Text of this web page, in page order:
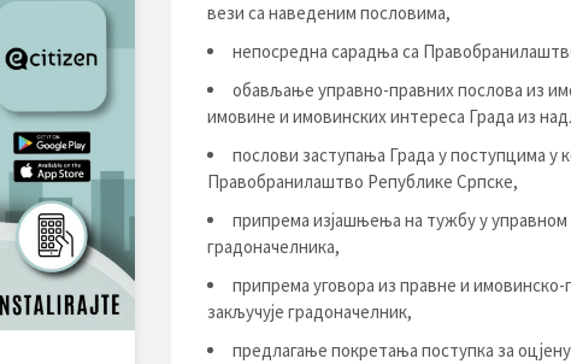
вези са наведеним пословима,
непосредна сарадња са
обављање управно-правних послова из
имовине и имовинских интереса Града из
послови заступања Града у поступцима у
Правобранилаштво Републике Српске,
припрема изјашњења на тужбу у управном
градоначелника,
припрема уговора из правне и имовинско-
закључује градоначелник,
предлагање покретања поступка за